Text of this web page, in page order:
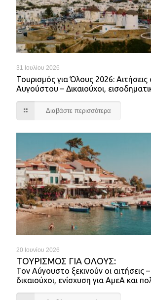
31 Ιουλίου 2026
Τουρισμός για Όλους 2026: Αιτήσεις
Αυγούστου – Δικαιούχοι,
Διαβάστε περισσότερα
20 Ιουνίου 2026
ΤΟΥΡΙΣΜΌΣ ΓΙΑ ΌΛΟΥΣ:
Τον Αύγουστο ξεκινούν οι αιτήσεις
δικαιούχοι, ενίσχυση για ΑμεΑ και